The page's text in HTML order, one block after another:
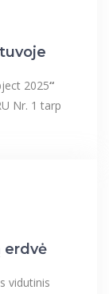
2025“
Nr. 1 tarp
erdvė
vidutinis